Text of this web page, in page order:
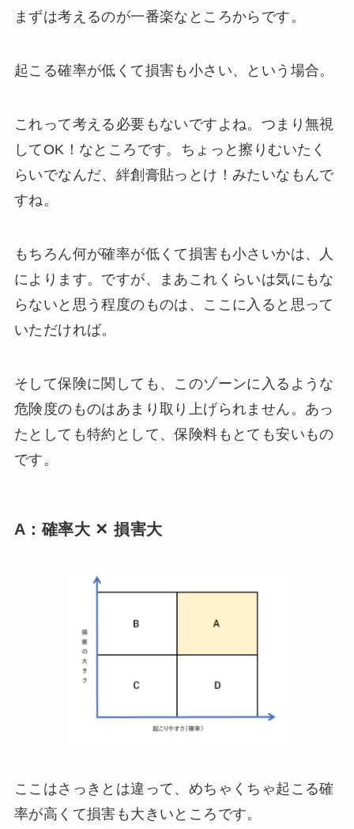
まずは考えるのが一番楽なところからです。
起こる確率が低くて損害も小さい、という場合。
これって考える必要もないですよね。つまり無視
してOK！なところです。ちょっと擦りむいたく
らいでなんだ、絆創膏貼っとけ！みたいなもんで
すね。
もちろん何が確率が低くて損害も小さいかは、人
によります。ですが、まあこれくらいは気にもな
らないと思う程度のものは、ここに入ると思って
いただければ。
そして保険に関しても、このゾーンに入るような
危険度のものはあまり取り上げられません。あっ
たとしても特約として、保険料もとても安いもの
です。
A：確率大 ✕ 損害大
ここはさっきとは違って、めちゃくちゃ起こる確
率が高くて損害も大きいところです。